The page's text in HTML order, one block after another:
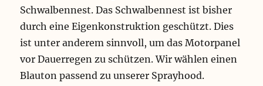
Schwalbennest. Das Schwalbennest ist bisher
durch eine Eigenkonstruktion geschützt. Dies
ist unter anderem sinnvoll, um das Motorpanel
vor Dauerregen zu schützen. Wir wählen einen
Blauton passend zu unserer Sprayhood.